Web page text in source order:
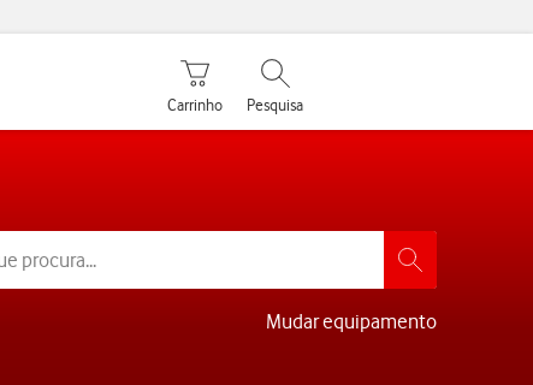
Carrinho de compras
Carrinho Pesquisa
Mudar equipamento